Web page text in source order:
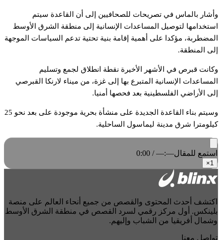
وأشار بالماس في تصريحات للصحافيين إلى أن القاعدة سيتم
استخدامها لتوصيل المساعدات الإنسانية إلى منطقة الشرق الأوسط
المضطربة، مؤكدا على أهمية إقامة بنية تحتية تدعم السياسات الموجهة
إلى المنطقة.
وكانت قبرص في الأشهر الأخيرة نقطة انطلاق لجمع وتسليم
المساعدات الإنسانية المتبرع بها إلى غزة، من ميناء لارنكا القبرصي
إلى الأراضي الفلسطينية بعد فحصها أمنيا.
وسيتم بناء القاعدة الجديدة على منشأة بحرية موجودة على بعد نحو 25
كيلومترا شرق مدينة ليماسول الساحلية.
استمع للمقال0:00 / —:—
1
×
اكتشف أحدث المحتوى والقصص من جميع أنحاء العالم على منصة
بلينكس. أول مركز رقمي لسرد القصص في منطقة الشرق الأوسط
وشمال أفريقيا من الشباب وإليهم.
تواصل معنا